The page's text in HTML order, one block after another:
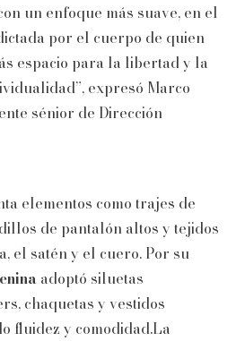
un enfoque más suave, en el
por el cuerpo de quien
espacio para la libertad y la
expresó Marco
sénior de Dirección
elementos como trajes de
de pantalón altos y tejidos
el satén y el cuero. Por su
adoptó siluetas
chaquetas y vestidos
fluidez y comodidad.La